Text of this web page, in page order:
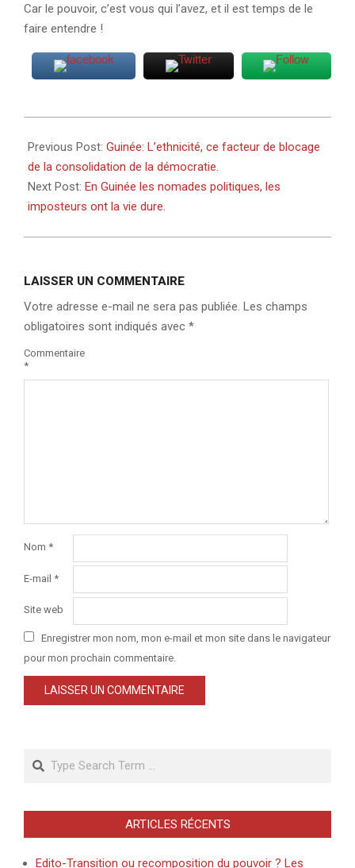
Car le pouvoir, c’est vous qui l’avez, et il est temps de le
faire entendre !
03-
28
Previous Post: Guinée: L’ethnicité, ce facteur de blocage
de la consolidation de la démocratie.
Next Post: En Guinée les nomades politiques, les
imposteurs ont la vie dure.
LAISSER UN COMMENTAIRE
Votre adresse e-mail ne sera pas publiée. Les champs
obligatoires sont indiqués avec *
Commentaire
*
Nom *
E-mail *
Site web
Enregistrer mon nom, mon e-mail et mon site dans le navigateur
pour mon prochain commentaire.
ARTICLES RÉCENTS
Edito-Transition ou recomposition du pouvoir ? Les